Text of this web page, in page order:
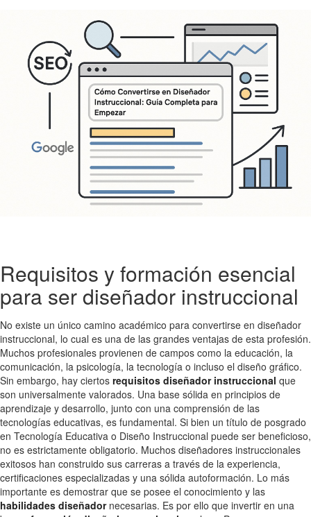
Requisitos y formación esencial
para ser diseñador instruccional
No existe un único camino académico para convertirse en diseñador
instruccional, lo cual es una de las grandes ventajas de esta profesión.
Muchos profesionales provienen de campos como la educación, la
comunicación, la psicología, la tecnología o incluso el diseño gráfico.
Sin embargo, hay ciertos requisitos diseñador instruccional que
son universalmente valorados. Una base sólida en principios de
aprendizaje y desarrollo, junto con una comprensión de las
tecnologías educativas, es fundamental. Si bien un título de posgrado
en Tecnología Educativa o Diseño Instruccional puede ser beneficioso,
no es estrictamente obligatorio. Muchos diseñadores instruccionales
exitosos han construido sus carreras a través de la experiencia,
certificaciones especializadas y una sólida autoformación. Lo más
importante es demostrar que se posee el conocimiento y las
habilidades diseñadornecesarias. Es por ello que invertir en una